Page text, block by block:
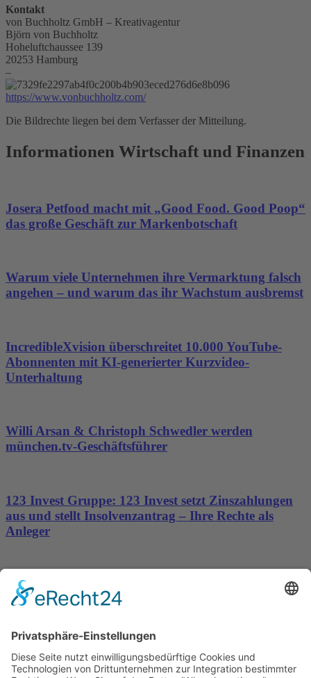
Kontakt
von Buchholtz GmbH – Kreativagentur
Björn von Buchholtz
Hoheluftchaussee 139
20253 Hamburg
–
https://www.vonbuchholtz.com/
Die Bildrechte liegen bei dem Verfasser der Mitteilung.
Informationen Wirtschaft und Finanzen
Josera Petfood macht mit „Good Food. Good Poop“
das große Geschäft zur Markenbotschaft
Warum viele Unternehmen ihre Vermarktung falsch
angehen – und warum das ihr Wachstum ausbremst
IncredibleXvision überschreitet 10.000 YouTube-
Abonnenten mit KI-generierter Kurzvideo-
Unterhaltung
Willi Arsan & Christoph Schwedler werden
münchen.tv-Geschäftsführer
123 Invest Gruppe: 123 Invest setzt Zinszahlungen
aus und stellt Insolvenzantrag – Ihre Rechte als
Anleger
Dronus sichert sich 15 Millionen Dollar und treibt
den Aufbau autonomer Luftinfrastruktur voran
Wichtiges
Impressum
Datenschutz